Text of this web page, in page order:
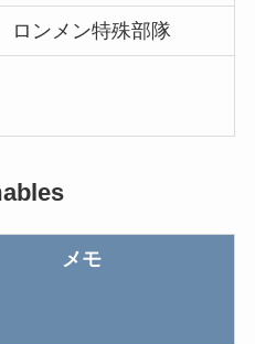
ロンメン特殊部隊
メモ